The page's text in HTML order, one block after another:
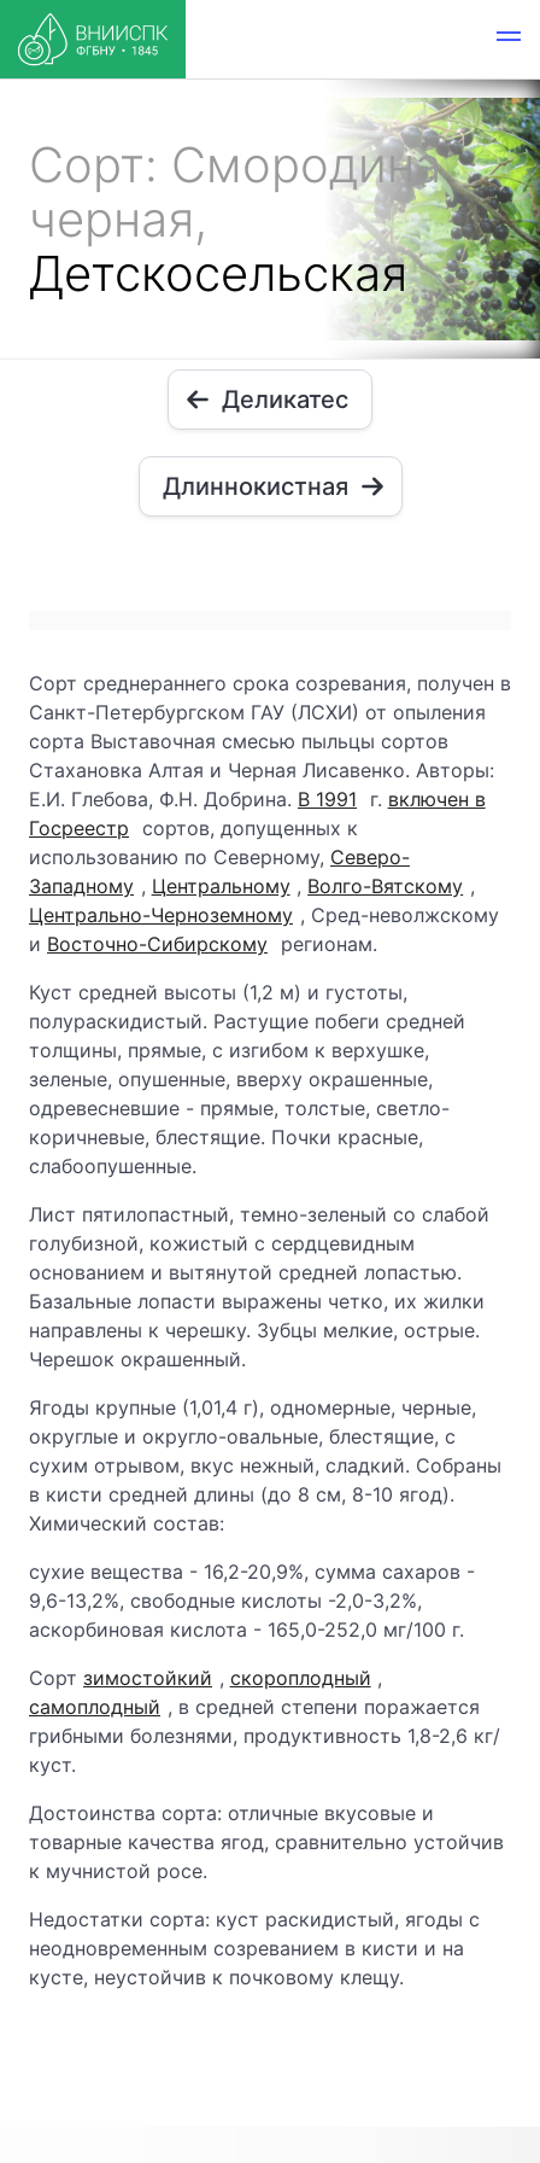
Сорт: Смородина
черная,
Детскосельская
Деликатес
Длиннокистная
Сорт среднераннего срока созревания, получен в
Санкт-Петербургском ГАУ (ЛСХИ) от опыления
сорта Выставочная смесью пыльцы сортов
Стахановка Алтая и Черная Лисавенко. Авторы:
Е.И. Глебова, Ф.Н. Добрина. В 1991 г. включен в
Госреестр сортов, допущенных к
использованию по Северному, Северо-
Западному , Центральному , Волго-Вятскому ,
Центрально-Черноземному , Сред-неволжскому
и Восточно-Сибирскому регионам.
Куст средней высоты (1,2 м) и густоты,
полураскидистый. Растущие побеги средней
толщины, прямые, с изгибом к верхушке,
зеленые, опушенные, вверху окрашенные,
одревесневшие - прямые, толстые, светло-
коричневые, блестящие. Почки красные,
слабоопушенные.
Лист пятилопастный, темно-зеленый со слабой
голубизной, кожистый с сердцевидным
основанием и вытянутой средней лопастью.
Базальные лопасти выражены четко, их жилки
направлены к черешку. Зубцы мелкие, острые.
Черешок окрашенный.
Ягоды крупные (1,01,4 г), одномерные, черные,
округлые и округло-овальные, блестящие, с
сухим отрывом, вкус нежный, сладкий. Собраны
в кисти средней длины (до 8 см, 8-10 ягод).
Химический состав:
сухие вещества - 16,2-20,9%, сумма сахаров -
9,6-13,2%, свободные кислоты -2,0-3,2%,
аскорбиновая кислота - 165,0-252,0 мг/100 г.
Сорт зимостойкий , скороплодный ,
самоплодный , в средней степени поражается
грибными болезнями, продуктивность 1,8-2,6 кг/
куст.
Достоинства сорта: отличные вкусовые и
товарные качества ягод, сравнительно устойчив
к мучнистой росе.
Недостатки сорта: куст раскидистый, ягоды с
неодновременным созреванием в кисти и на
кусте, неустойчив к почковому клещу.